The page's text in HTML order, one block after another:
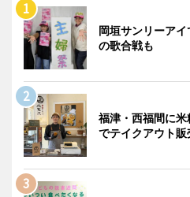
岡垣サンリーア
の歌合戦も
福津・西福間に
でテイクアウト販